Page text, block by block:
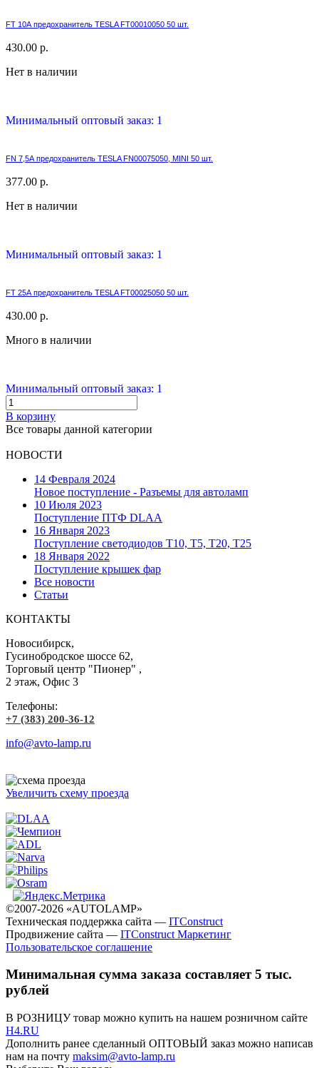
FT 10А предохранитель TESLA FT00010050 50 шт.
430.00 р.
Нет в наличии
Минимальный оптовый заказ: 1
FN 7,5А предохранитель TESLA FN00075050, MINI 50 шт.
377.00 р.
Нет в наличии
Минимальный оптовый заказ: 1
FT 25А предохранитель TESLA FT00025050 50 шт.
430.00 р.
Много в наличии
Минимальный оптовый заказ: 1
В корзину
Все товары данной категории
НОВОСТИ
14 Февраля 2024
Новое поступление - Разъемы для автоламп
10 Июля 2023
Поступление ПТФ DLAA
16 Января 2023
Поступление светодиодов T10, T5, T20, T25
18 Января 2022
Поступление крышек фар
Все новости
Статьи
КОНТАКТЫ
Новосибирск,
Гусинобродское шоссе 62,
Торговый центр "Пионер" ,
2 этаж, Офис 3
Телефоны:
+7 (383) 200-36-12
info@avto-lamp.ru
Увеличить схему проезда
©2007-2026 «AUTOLAMP»
Техническая поддержка сайта — ITConstruct
Продвижение сайта — ITConstruct Маркетинг
Пользовательское соглашение
Минимальная сумма заказа составляет 5 тыс.
рублей
В РОЗНИЦУ товар можно купить на нашем розничном сайте
H4.RU
Дополнить ранее сделанный ОПТОВЫЙ заказ можно написав
нам на почту maksim@avto-lamp.ru